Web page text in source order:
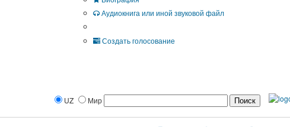
Аудиокнига или иной звуковой файл
Создать голосование
UZ Мир